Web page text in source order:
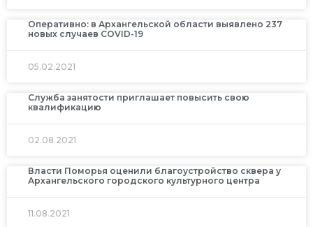
Оперативно: в Архангельской области выявлено 237
новых случаев COVID-19
05.02.2021
Служба занятости приглашает повысить свою
квалификацию
02.08.2021
Власти Поморья оценили благоустройство сквера у
Архангельского городского культурного центра
11.08.2021